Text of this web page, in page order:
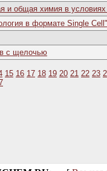
и общая химия в условиях
в формате Single Cell"
с щелочью
15 16 17 18 19 20 21 22 23